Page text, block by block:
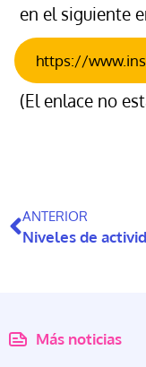
en el siguiente
https://
(El enlace no
ANTERIOR
Más noticias